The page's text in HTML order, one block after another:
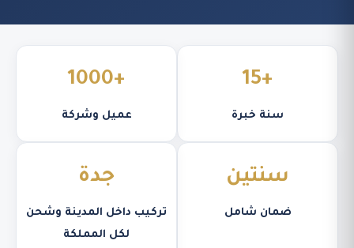
+15
سنة خبرة
+1000
عميل وشركة
سنتين
ضمان شامل
جدة
تركيب داخل المدينة وشحن
لكل المملكة